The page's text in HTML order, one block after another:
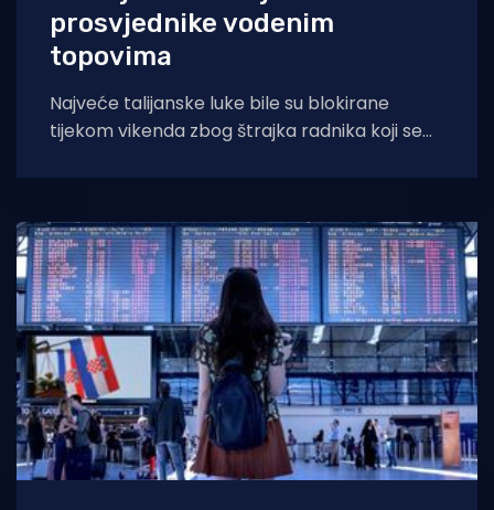
prosvjednike vodenim
topovima
Najveće talijanske luke bile su blokirane
tijekom vikenda zbog štrajka radnika koji se